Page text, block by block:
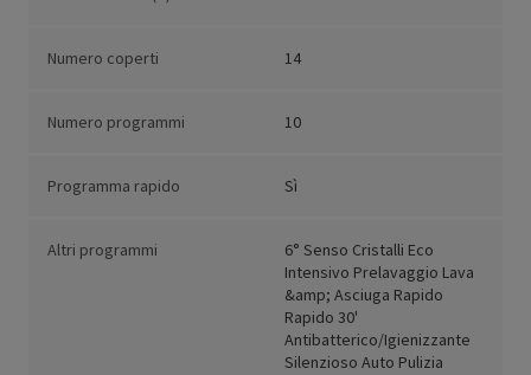
Numero coperti 14
Numero programmi 10
Programma rapido Sì
Altri programmi
6° Senso Cristalli Eco
Intensivo Prelavaggio Lava
&amp; Asciuga Rapido
Rapido 30'
Antibatterico/Igienizzante
Silenzioso Auto Pulizia